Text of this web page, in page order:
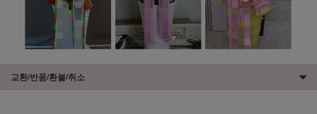
교환/반품/환불/취소